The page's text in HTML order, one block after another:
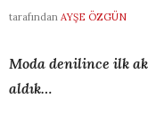
tarafından AYŞE ÖZGÜN
Moda denilince ilk
aldık…